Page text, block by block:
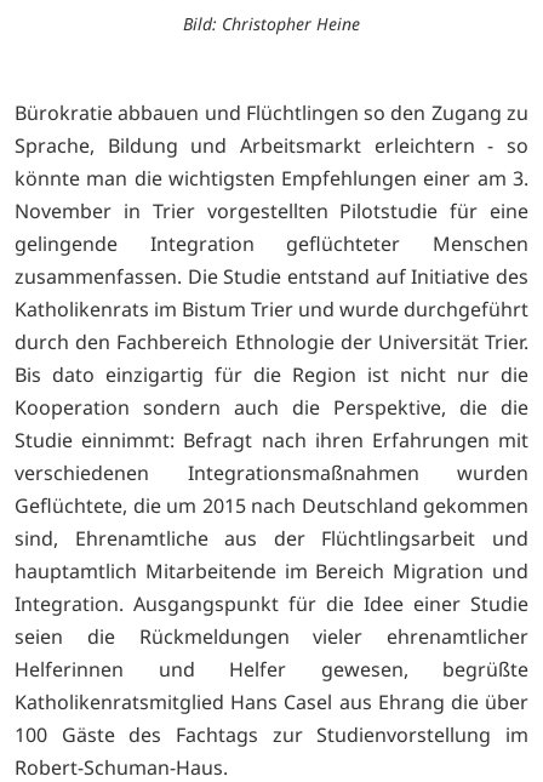
Bild: Christopher Heine
Bürokratie abbauen und Flüchtlingen so den Zugang zu
Sprache, Bildung und Arbeitsmarkt erleichtern - so
könnte man die wichtigsten Empfehlungen einer am 3.
November in Trier vorgestellten Pilotstudie für eine
gelingende Integration geflüchteter Menschen
zusammenfassen. Die Studie entstand auf Initiative des
Katholikenrats im Bistum Trier und wurde durchgeführt
durch den Fachbereich Ethnologie der Universität Trier.
Bis dato einzigartig für die Region ist nicht nur die
Kooperation sondern auch die Perspektive, die die
Studie einnimmt: Befragt nach ihren Erfahrungen mit
verschiedenen Integrationsmaßnahmen wurden
Geflüchtete, die um 2015 nach Deutschland gekommen
sind, Ehrenamtliche aus der Flüchtlingsarbeit und
hauptamtlich Mitarbeitende im Bereich Migration und
Integration. Ausgangspunkt für die Idee einer Studie
seien die Rückmeldungen vieler ehrenamtlicher
Helferinnen und Helfer gewesen, begrüßte
Katholikenratsmitglied Hans Casel aus Ehrang die über
100 Gäste des Fachtags zur Studienvorstellung im
Robert-Schuman-Haus.